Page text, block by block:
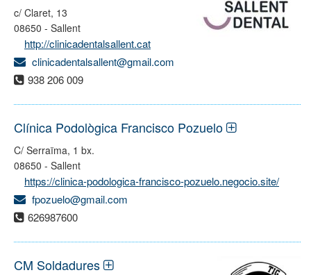
c/ Claret, 13
08650 - Sallent
http://clinicadentalsallent.cat
clinicadentalsallent@gmail.com
938 206 009
Clínica Podològica Francisco Pozuelo
C/ Serraïma, 1 bx.
08650 - Sallent
https://clinica-podologica-francisco-pozuelo.negocio.site/
fpozuelo@gmail.com
626987600
CM Soldadures